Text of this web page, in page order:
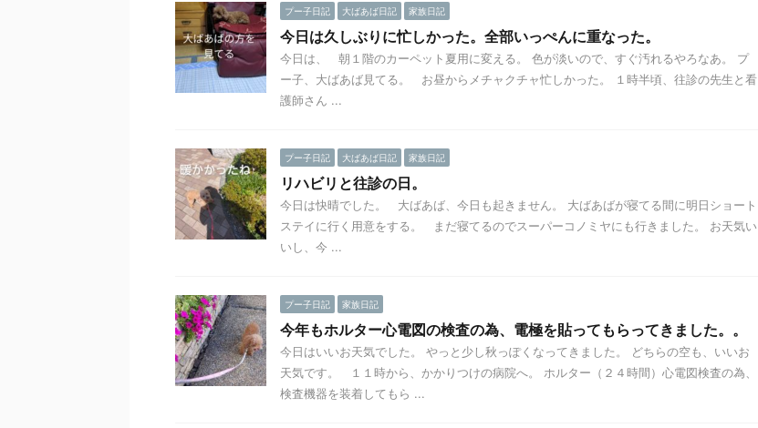
プー子日記 大ばあば日記 家族日記
今日は久しぶりに忙しかった。全部いっぺんに重なった。
今日は、 朝１階のカーペット夏用に変える。 色が淡いので、すぐ汚れるやろなあ。 プ
ー子、大ばあば見てる。 お昼からメチャクチャ忙しかった。 １時半頃、往診の先生と看
護師さん ...
プー子日記 大ばあば日記 家族日記
リハビリと往診の日。
今日は快晴でした。 大ばあば、今日も起きません。 大ばあばが寝てる間に明日ショート
ステイに行く用意をする。 まだ寝てるのでスーパーコノミヤにも行きました。 お天気い
いし、今 ...
プー子日記 家族日記
今年もホルター心電図の検査の為、電極を貼ってもらってきました。。
今日はいいお天気でした。 やっと少し秋っぽくなってきました。 どちらの空も、いいお
天気です。 １１時から、かかりつけの病院へ。 ホルター（２４時間）心電図検査の為、
検査機器を装着してもら ...